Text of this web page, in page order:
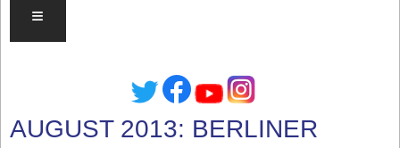
≡
AUGUST 2013: BERLINER